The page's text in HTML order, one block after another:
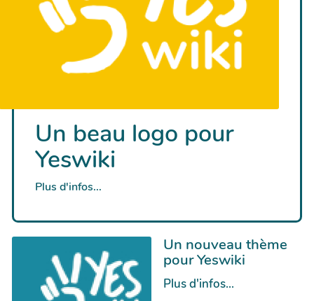
Un beau logo pour
Yeswiki
Plus d'infos...
Un nouveau thème
pour Yeswiki
Plus d'infos...